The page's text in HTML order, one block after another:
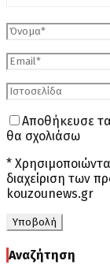
Αποθήκευσε
θα σχολιάσω
*
διαχείριση των
kouzounews.gr
Αναζήτηση